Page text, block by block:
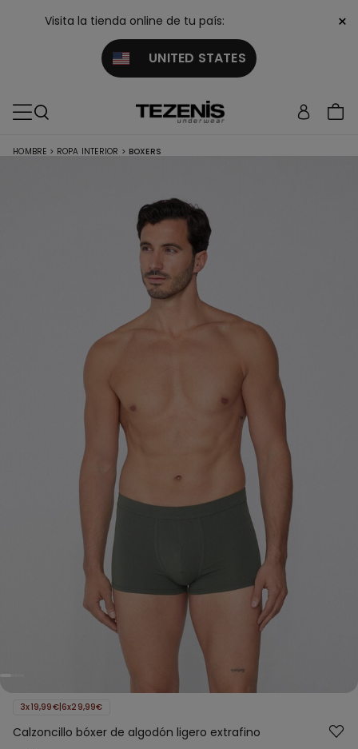
Visita la tienda online de tu país:
UNITED STATES
×
HOMBRE > ROPA INTERIOR > BOXERS
3x19,99€|6x29,99€
Calzoncillo bóxer de algodón ligero extrafino